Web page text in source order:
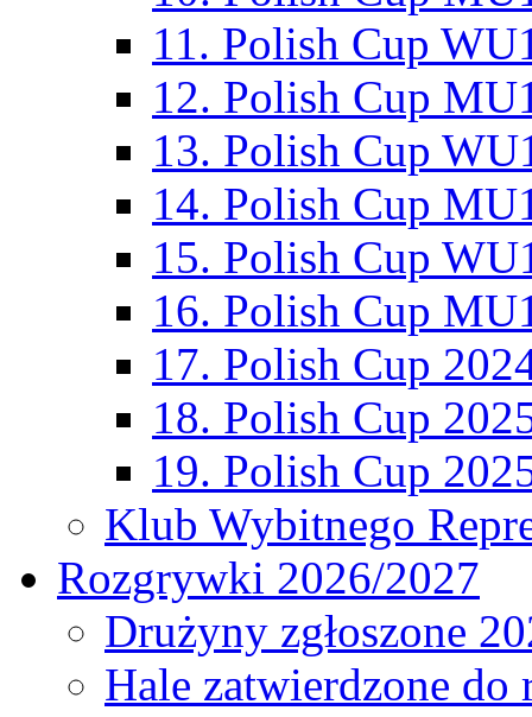
11. Polish Cup
12. Polish Cup
13. Polish Cup
14. Polish Cup
15. Polish Cup
16. Polish Cup
17. Polish Cup
18. Polish Cup
19. Polish Cup
Klub Wybitnego
Rozgrywki 2026/2027
Drużyny zgłoszone
Hale zatwierdzone